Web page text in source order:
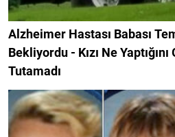
Alzheimer Hastası Babası
Bekliyordu - Kızı Ne
Tutamadı